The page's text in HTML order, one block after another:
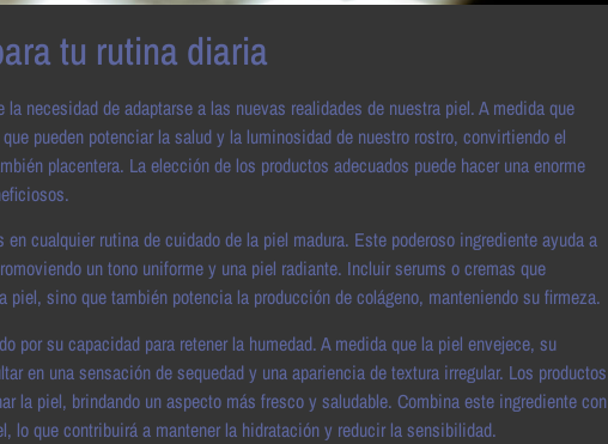
tu rutina diaria
necesidad de adaptarse a las nuevas realidades de nuestra piel. A medida que
pueden potenciar la salud y la luminosidad de nuestro rostro, convirtiendo el
placentera. La elección de los productos adecuados puede hacer una enorme
cualquier rutina de cuidado de la piel madura. Este poderoso ingrediente ayuda a
un tono uniforme y una piel radiante. Incluir serums o cremas que
sino que también potencia la producción de colágeno, manteniendo su firmeza.
por su capacidad para retener la humedad. A medida que la piel envejece, su
en una sensación de sequedad y una apariencia de textura irregular. Los productos
la piel, brindando un aspecto más fresco y saludable. Combina este ingrediente con
lo que contribuirá a mantener la hidratación y reducir la sensibilidad.